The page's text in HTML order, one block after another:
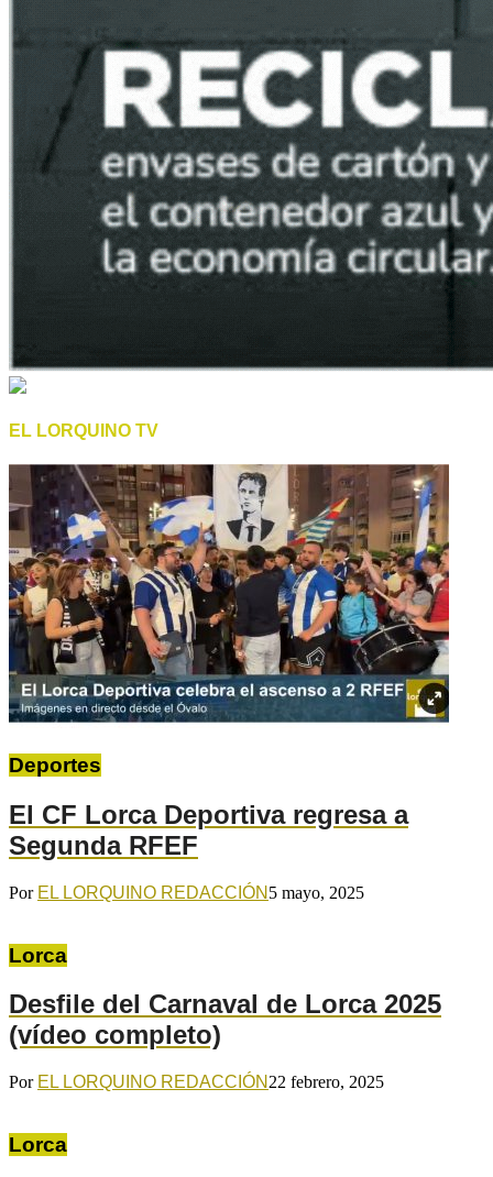
EL LORQUINO TV
Deportes
El CF Lorca Deportiva regresa a
Segunda RFEF
Por EL LORQUINO REDACCIÓN 5 mayo, 2025
Lorca
Desfile del Carnaval de Lorca 2025
(vídeo completo)
Por EL LORQUINO REDACCIÓN 22 febrero, 2025
Lorca